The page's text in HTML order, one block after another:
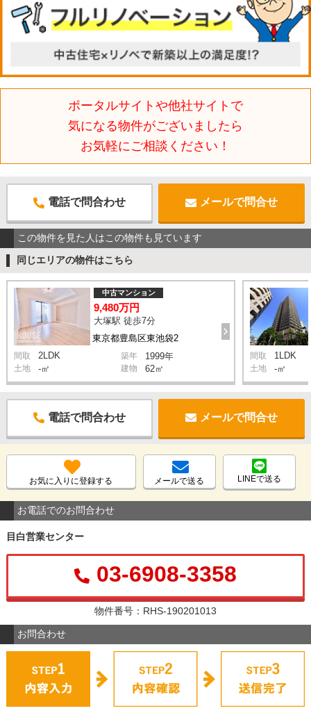
ポータルサイトや他社サイトで
気になる物件がございましたら
お気軽にご相談ください！
電話で問合わせ メールで問合せ
この物件を見た人はこの物件も見ています
同じエリアの物件はこちら
東京都豊島区東池袋2
中古マンション
9,480万円
大塚駅 徒歩7分
間取 2LDK 築年 1999年
土地 -㎡ 建物 62㎡
間取 1LDK
土地 -㎡
電話で問合わせ メールで問合せ
お気に入りに登録する メールで送る LINEで送る
お電話でのお問合わせ
目白営業センター
03-6908-3358
物件番号：RHS-190201013
お問合わせ